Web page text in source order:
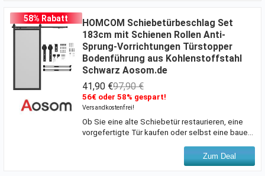
Seitenmarkise ist eine großartige Möglichkeit,
Ihre Zeit im Garten zu verbringen.Beschreibung: -
Flexible Seitenmarkisen für den Außen- und
Innenbereich, ausziehbar bis zu 300 cm-
Vollaluminium-Gehäuse für Langlebigkeit und
Zuverlässigkeit- At
58% Rabatt
HOMCOM Schiebetürbeschlag Set
183cm mit Schienen Rollen Anti-
Sprung-Vorrichtungen Türstopper
Bodenführung aus Kohlenstoffstahl
Schwarz Aosom.de
41,90 €97,90 €
56€ oder 58% gespart!
Versandkostenfrei!
Ob Sie eine alte Schiebetür restaurieren, eine
vorgefertigte Tür kaufen oder selbst eine bauen
Das HOMCOM Schiebetürsystem ermöglicht es
Ihnen, jede Tür mit einer sanften Gleitbewegung
Zum Deal